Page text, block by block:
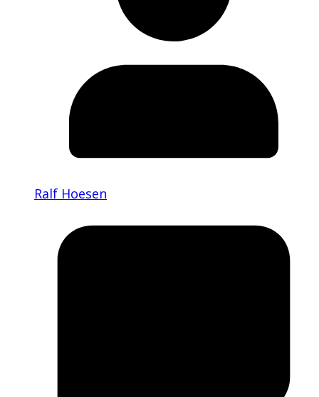
Ralf Hoesen